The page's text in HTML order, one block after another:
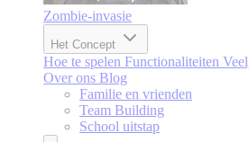
Zombie-invasie
Het Concept
Hoe te spelen Functionaliteiten
Over ons Blog
Familie en vrienden
Team Building
School uitstap